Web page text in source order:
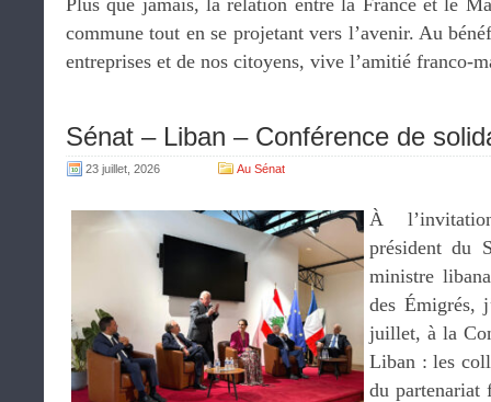
Plus que jamais, la relation entre la France et le
commune tout en se projetant vers l’avenir. Au
entreprises et de nos citoyens, vive l’amitié franco-
Sénat – Liban – Conférence de
23 juillet, 2026 Au Sénat
À
président du
ministre
des Émigrés,
juillet, à la
Liban : les
du partenariat